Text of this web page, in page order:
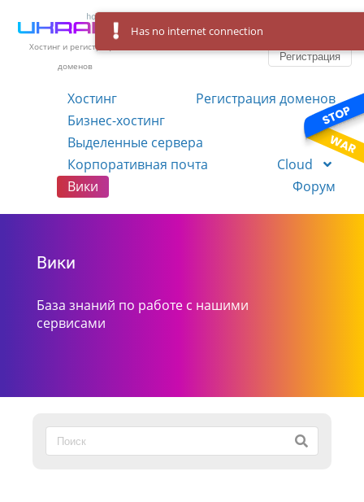
Хостинг и регистрация
доменов
Регистрация
Хостинг
Регистрация доменов
Бизнес-хостинг
VPS
Выделенные сервера
Корпоративная почта
Cloud
Вики
Форум
Вики
База знаний по работе с нашими
сервисами
Has no internet connection